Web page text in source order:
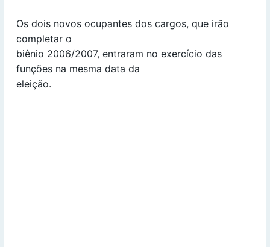
Os dois novos ocupantes dos cargos, que irão
completar o
biênio 2006/2007, entraram no exercício das
funções na mesma data da
eleição.